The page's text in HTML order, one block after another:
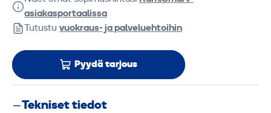
asiakasportaalissa
Tutustu vuokraus- ja palveluehtoihin
Pyydä tarjous
Tekniset tiedot